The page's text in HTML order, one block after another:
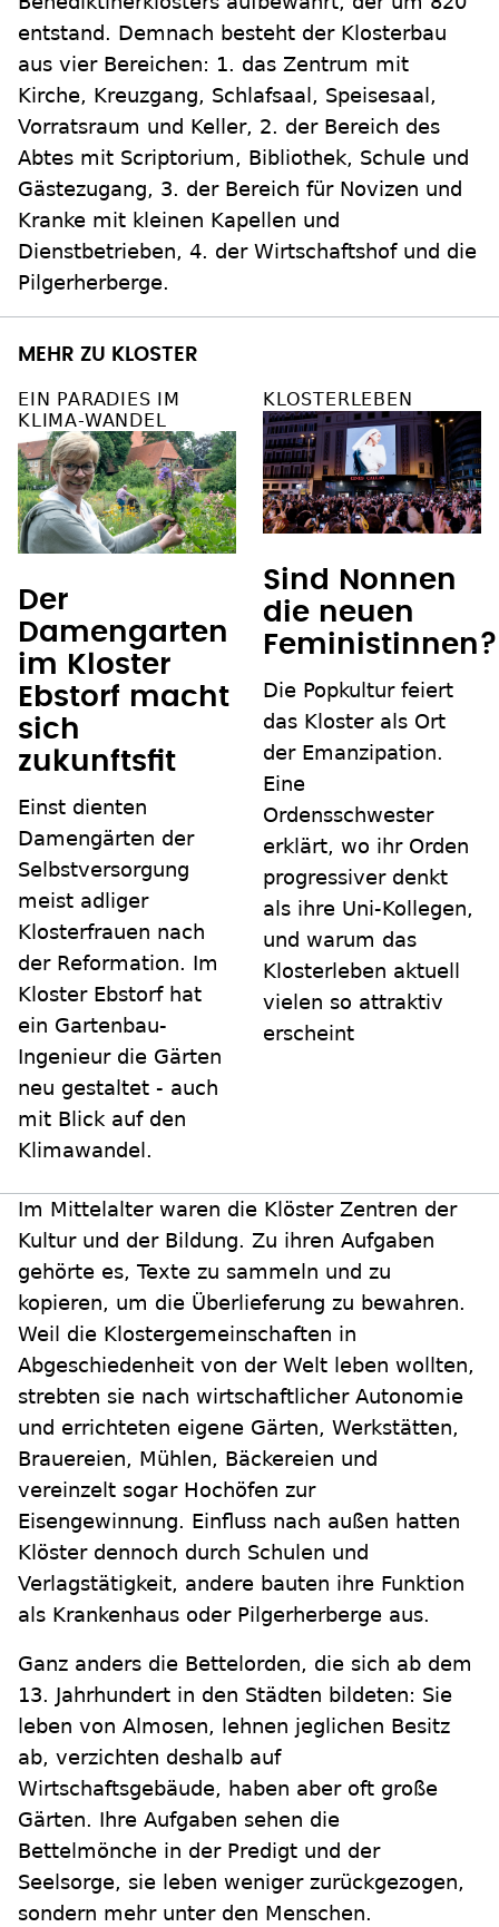
entstand. Demnach besteht der Klosterbau
aus vier Bereichen: 1. das Zentrum mit
Kirche, Kreuzgang, Schlafsaal, Speisesaal,
Vorratsraum und Keller, 2. der Bereich des
Abtes mit Scriptorium, Bibliothek, Schule und
Gästezugang, 3. der Bereich für Novizen und
Kranke mit kleinen Kapellen und
Dienstbetrieben, 4. der Wirtschaftshof und die
Pilgerherberge.
MEHR ZU KLOSTER
EIN PARADIES IM
KLIMA-WANDEL
Der
Damengarten
im Kloster
Ebstorf macht
sich
zukunftsfit
Einst dienten
Damengärten der
Selbstversorgung
meist adliger
Klosterfrauen nach
der Reformation. Im
Kloster Ebstorf hat
ein Gartenbau-
Ingenieur die Gärten
neu gestaltet - auch
mit Blick auf den
Klimawandel.
KLOSTERLEBEN
Sind Nonnen
die neuen
Feministinnen?
Die Popkultur feiert
das Kloster als Ort
der Emanzipation.
Eine
Ordensschwester
erklärt, wo ihr Orden
progressiver denkt
als ihre Uni-Kollegen,
und warum das
Klosterleben aktuell
vielen so attraktiv
erscheint
Im Mittelalter waren die Klöster Zentren der
Kultur und der Bildung. Zu ihren Aufgaben
gehörte es, Texte zu sammeln und zu
kopieren, um die Überlieferung zu bewahren.
Weil die Klostergemeinschaften in
Abgeschiedenheit von der Welt leben wollten,
strebten sie nach wirtschaftlicher Autonomie
und errichteten eigene Gärten, Werkstätten,
Brauereien, Mühlen, Bäckereien und
vereinzelt sogar Hochöfen zur
Eisengewinnung. Einfluss nach außen hatten
Klöster dennoch durch Schulen und
Verlagstätigkeit, andere bauten ihre Funktion
als Krankenhaus oder Pilgerherberge aus.
Ganz anders die Bettelorden, die sich ab dem
13. Jahrhundert in den Städten bildeten: Sie
leben von Almosen, lehnen jeglichen Besitz
ab, verzichten deshalb auf
Wirtschaftsgebäude, haben aber oft große
Gärten. Ihre Aufgaben sehen die
Bettelmönche in der Predigt und der
Seelsorge, sie leben weniger zurückgezogen,
sondern mehr unter den Menschen.